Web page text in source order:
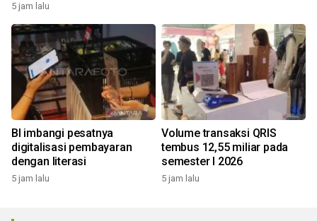
5 jam lalu
BI imbangi pesatnya
digitalisasi pembayaran
dengan literasi
5 jam lalu
Volume transaksi QRIS
tembus 12,55 miliar pada
semester I 2026
5 jam lalu